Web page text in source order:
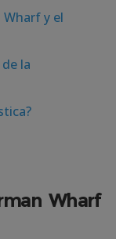
Wharf y el
la
Wharf